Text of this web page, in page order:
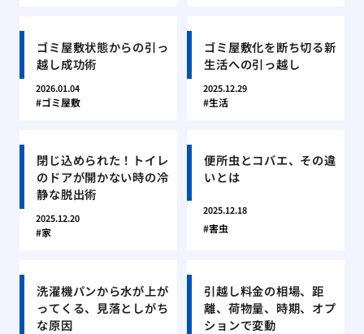
ゴミ屋敷状態からの引っ
越し成功術
2026.01.04
ゴミ屋敷
ゴミ屋敷化を断ち切る新
生活への引っ越し
2025.12.29
生活
閉じ込められた！トイレ
のドアが開かない時の冷
静な脱出術
2025.12.20
家
便所虫とコバエ、その違
いとは
2025.12.18
害虫
洗濯機パンから水が上が
ってくる、見落としがち
な原因
引越し料金の相場、距
離、荷物量、時期、オプ
ションで変動